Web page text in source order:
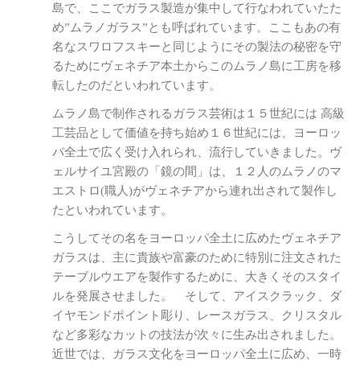
島で、ここでガラス製造が集中して行なわれていたた
め”ムラノガラス”とも呼ばれています。ここもあの有
名なスワロフスキーと同じようにその製法の秘密を守
るためにヴェネチア本土からこのムラノ島に工房を移
転したのだといわれています。
ムラノ島で制作されるガラス芸術は１５世紀には 高級
工芸品として価値を持ち始め１６世紀には、ヨーロッ
パ全土で広く受け入れられ、流行していきました。ヴ
ェルサイユ宮殿の「鏡の間」は、１２人のムラノのマ
エストロ(職人)がヴェネチアから連れ出されて製作し
たといわれています。
こうしてその名をヨーロッパ全土に広めたヴェネチア
ガラスは、主に貴族や富豪のために特別に注文された
テーブルウエアを製作するために、大きくそのスタイ
ルを発展させました。 そして、アイスクラック、ダ
イヤモンドポイント彫り、レースガラス、クリスタル
など多彩なカットの技法が次々に生み出されました。
近世では、ガラス文化をヨーロッパ全土に広め、一時